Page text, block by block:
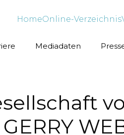
HomeOnline-Verzeichnis
Mediadaten